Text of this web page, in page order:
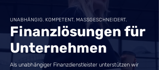
UNABHÄNGIG. KOMPETENT. MASSGESCHNEIDERT.
Finanzlösungen für
Unternehmen
Als unabhängiger Finanzdienstleister unterstützen wir